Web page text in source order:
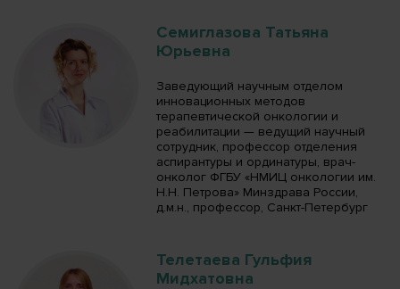
Семиглазова Татьяна
Юрьевна
Заведующий научным отделом
инновационных методов
терапевтической онкологии и
реабилитации — ведущий научный
сотрудник, профессор отделения
аспирантуры и ординатуры, врач-
онколог ФГБУ «НМИЦ онкологии им.
Н.Н. Петрова» Минздрава России,
д.м.н., профессор, Санкт-Петербург
Телетаева Гульфия
Мидхатовна